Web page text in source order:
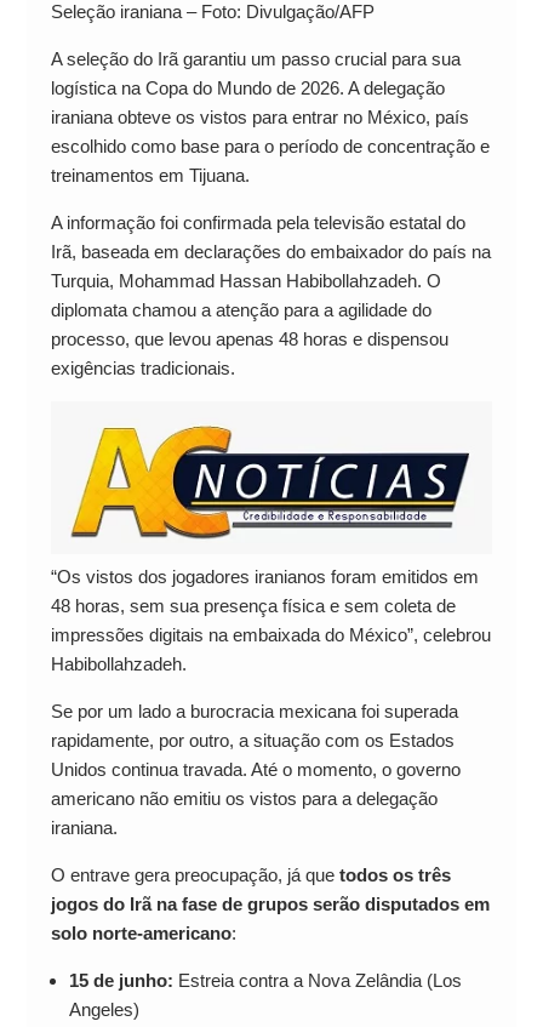
Seleção iraniana – Foto: Divulgação/AFP
A seleção do Irã garantiu um passo crucial para sua
logística na Copa do Mundo de 2026. A delegação
iraniana obteve os vistos para entrar no México, país
escolhido como base para o período de concentração e
treinamentos em Tijuana.
A informação foi confirmada pela televisão estatal do
Irã, baseada em declarações do embaixador do país na
Turquia, Mohammad Hassan Habibollahzadeh. O
diplomata chamou a atenção para a agilidade do
processo, que levou apenas 48 horas e dispensou
exigências tradicionais.
“Os vistos dos jogadores iranianos foram emitidos em
48 horas, sem sua presença física e sem coleta de
impressões digitais na embaixada do México”, celebrou
Habibollahzadeh.
Se por um lado a burocracia mexicana foi superada
rapidamente, por outro, a situação com os Estados
Unidos continua travada. Até o momento, o governo
americano não emitiu os vistos para a delegação
iraniana.
O entrave gera preocupação, já que todos os três
jogos do Irã na fase de grupos serão disputados em
solo norte-americano:
15 de junho: Estreia contra a Nova Zelândia (Los
Angeles)